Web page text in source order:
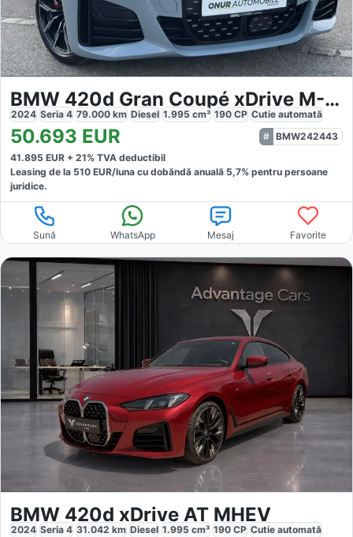
BMW 420d Gran Coupé xDrive M-Sport Pro
2024 Seria 4 79.000 km Diesel 1.995 cm³ 190 CP Cutie automată
50.693 EUR
BMW242443
41.895 EUR + 21% TVA deductibil
Leasing de la 510 EUR/luna cu dobăndă anuală 5,7% pentru persoane
juridice.
Sună WhatsApp Mesaj Favorite
BMW 420d xDrive AT MHEV
2024 Seria 4 31.042 km Diesel 1.995 cm³ 190 CP Cutie automată